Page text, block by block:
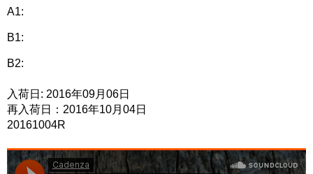
A1:
B1:
B2:
入荷日: 2016年09月06日
再入荷日：2016年10月04日
20161004R